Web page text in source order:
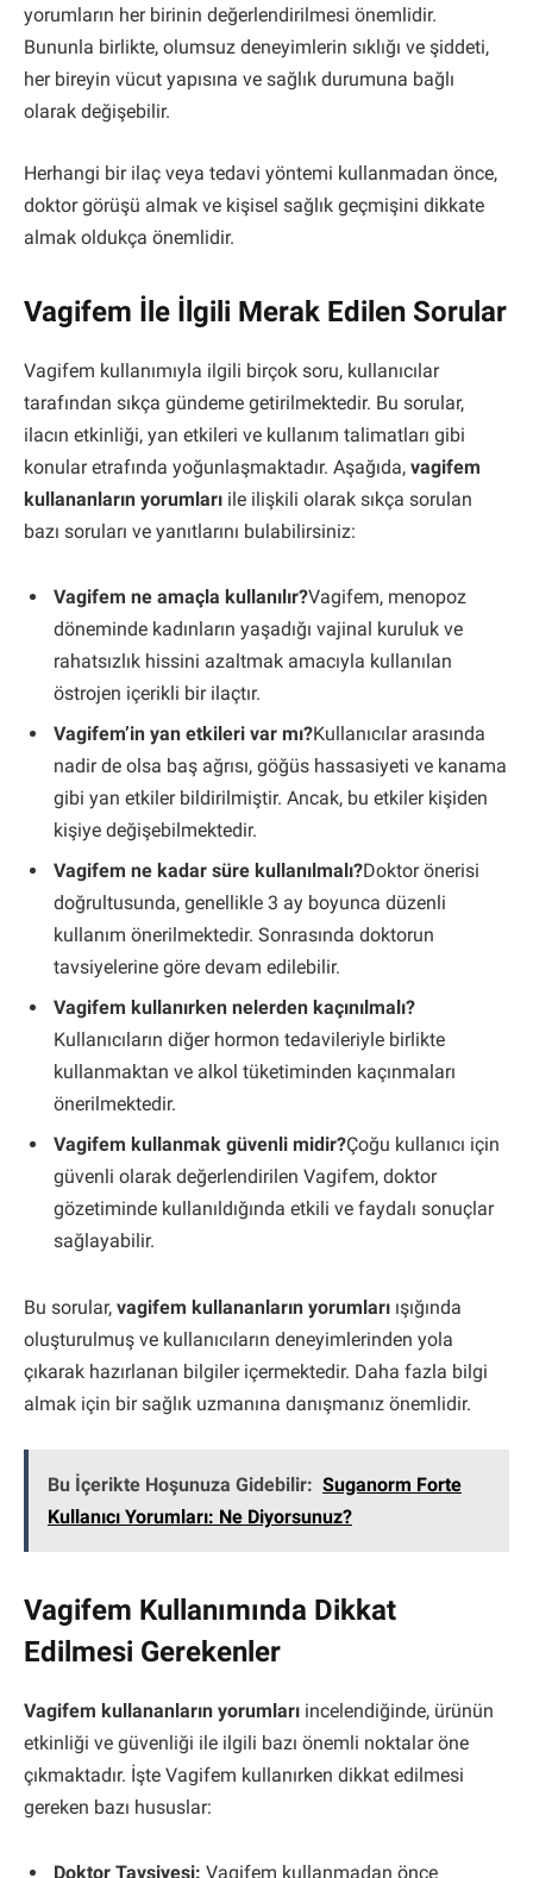
yorumların her birinin değerlendirilmesi önemlidir.
Bununla birlikte, olumsuz deneyimlerin sıklığı ve şiddeti,
her bireyin vücut yapısına ve sağlık durumuna bağlı
olarak değişebilir.
Herhangi bir ilaç veya tedavi yöntemi kullanmadan önce,
doktor görüşü almak ve kişisel sağlık geçmişini dikkate
almak oldukça önemlidir.
Vagifem İle İlgili Merak Edilen Sorular
Vagifem kullanımıyla ilgili birçok soru, kullanıcılar
tarafından sıkça gündeme getirilmektedir. Bu sorular,
ilacın etkinliği, yan etkileri ve kullanım talimatları gibi
konular etrafında yoğunlaşmaktadır. Aşağıda, vagifem
kullananların yorumları ile ilişkili olarak sıkça sorulan
bazı soruları ve yanıtlarını bulabilirsiniz:
Vagifem ne amaçla kullanılır?Vagifem, menopoz
döneminde kadınların yaşadığı vajinal kuruluk ve
rahatsızlık hissini azaltmak amacıyla kullanılan
östrojen içerikli bir ilaçtır.
Vagifem’in yan etkileri var mı?Kullanıcılar arasında
nadir de olsa baş ağrısı, göğüs hassasiyeti ve kanama
gibi yan etkiler bildirilmiştir. Ancak, bu etkiler kişiden
kişiye değişebilmektedir.
Vagifem ne kadar süre kullanılmalı?Doktor önerisi
doğrultusunda, genellikle 3 ay boyunca düzenli
kullanım önerilmektedir. Sonrasında doktorun
tavsiyelerine göre devam edilebilir.
Vagifem kullanırken nelerden kaçınılmalı?
Kullanıcıların diğer hormon tedavileriyle birlikte
kullanmaktan ve alkol tüketiminden kaçınmaları
önerilmektedir.
Vagifem kullanmak güvenli midir?Çoğu kullanıcı için
güvenli olarak değerlendirilen Vagifem, doktor
gözetiminde kullanıldığında etkili ve faydalı sonuçlar
sağlayabilir.
Bu sorular, vagifem kullananların yorumları ışığında
oluşturulmuş ve kullanıcıların deneyimlerinden yola
çıkarak hazırlanan bilgiler içermektedir. Daha fazla bilgi
almak için bir sağlık uzmanına danışmanız önemlidir.
Bu İçerikte Hoşunuza Gidebilir: Suganorm Forte
Kullanıcı Yorumları: Ne Diyorsunuz?
Vagifem Kullanımında Dikkat
Edilmesi Gerekenler
Vagifem kullananların yorumları incelendiğinde, ürünün
etkinliği ve güvenliği ile ilgili bazı önemli noktalar öne
çıkmaktadır. İşte Vagifem kullanırken dikkat edilmesi
gereken bazı hususlar:
Doktor Tavsiyesi: Vagifem kullanmadan önce